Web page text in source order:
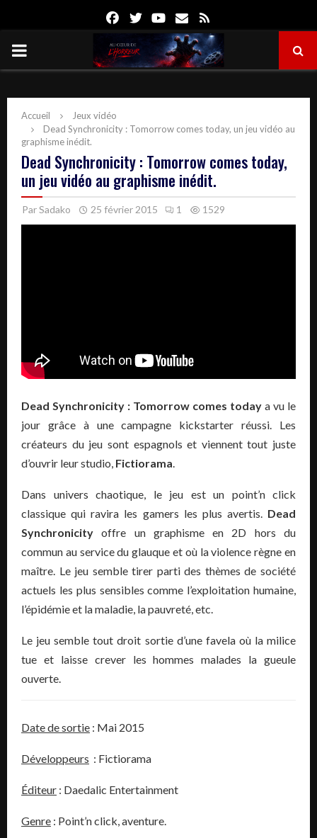
FacebookTwitterYoutube
Email
PRIMARY
Accueil
Jeux vidéo
Dead Synchronicity : Tomorrow comes today, un jeu vidéo au
graphisme inédit.
Dead Synchronicity : Tomorrow comes today,
un jeu vidéo au graphisme inédit.
ParSadako 25 février 2015 1 1529
Dead Synchronicity : Tomorrow comes today a vu le
jour grâce à une campagne kickstarter réussi. Les
créateurs du jeu sont espagnols et viennent tout juste
d’ouvrir leur studio, Fictiorama.
Dans univers chaotique, le jeu est un point’n click
classique qui ravira les gamers les plus avertis. Dead
Synchronicity offre un graphisme en 2D hors du
commun au service du glauque et où la violence règne en
maître. Le jeu semble tirer parti des thèmes de société
actuels les plus sensibles comme l’exploitation humaine,
l’épidémie et la maladie, la pauvreté, etc.
Le jeu semble tout droit sortie d’une favela où la milice
tue et laisse crever les hommes malades la gueule
ouverte.
Date de sortie : Mai 2015
Développeurs : Fictiorama
Éditeur : Daedalic Entertainment
Genre : Point’n click, aventure.